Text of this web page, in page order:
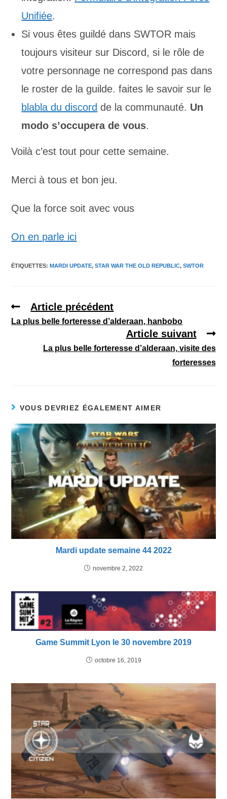
Unifiée.
Si vous êtes guildé dans SWTOR mais
toujours visiteur sur Discord, si le rôle de
votre personnage ne correspond pas dans
le roster de la guilde. faites le savoir sur le
blabla du discord de la communauté. Un
modo s’occupera de vous.
Voilà c’est tout pour cette semaine.
Merci à tous et bon jeu.
Que la force soit avec vous
On en parle ici
ÉTIQUETTES:MARDI UPDATE, STAR WAR THE OLD REPUBLIC, SWTOR
Article précédent
La plus belle forteresse d’alderaan, hanbobo
Article suivant
La plus belle forteresse d’alderaan, visite des
forteresses
VOUS DEVRIEZ ÉGALEMENT AIMER
Mardi update semaine 44 2022
novembre 2, 2022
Game Summit Lyon le 30 novembre 2019
octobre 16, 2019